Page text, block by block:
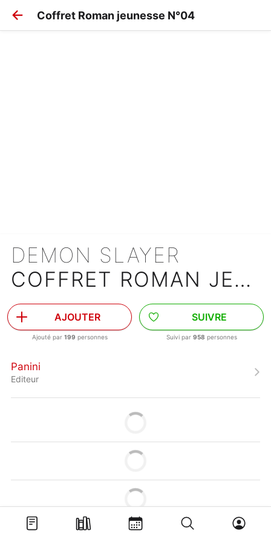
Coffret Roman jeunesse N°04
DEMON SLAYER
COFFRET ROMAN JEUNESSE N°04
AJOUTER
Ajouté par 199 personnes
SUIVRE
Suivi par 958 personnes
Panini
Editeur